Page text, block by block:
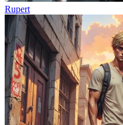
Rupert